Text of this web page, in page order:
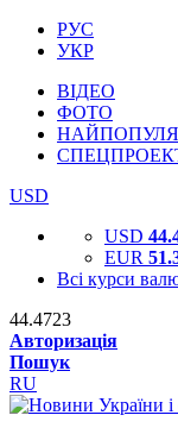
РУС
УКР
ВІДЕО
ФОТО
USD
USD
EUR
Всі курси
44.4723
Авторизація
Пошук
RU